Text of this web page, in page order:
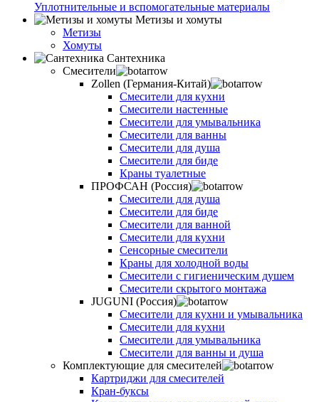
Уплотнительные и вспомогательные материалы
Метизы и хомуты
Метизы
Хомуты
Сантехника
Смесители
Zollen (Германия-Китай)
Смесители для кухни
Смесители настенные
Смесители для умывальника
Смесители для ванны
Смесители для душа
Смесители для биде
Краны туалетные
ПРОФСАН (Россия)
Смесители для душа
Смесители для биде
Смесители для ванной
Смесители для кухни
Сенсорные смесители
Краны для холодной воды
Смесители с гигиеническим душем
Смесители скрытого монтажа
JUGUNI (Россия)
Смесители для кухни и умывальника
Смесители для кухни
Смесители для умывальника
Смесители для ванны и душа
Комплектующие для смесителей
Картриджи для смесителей
Кран-буксы